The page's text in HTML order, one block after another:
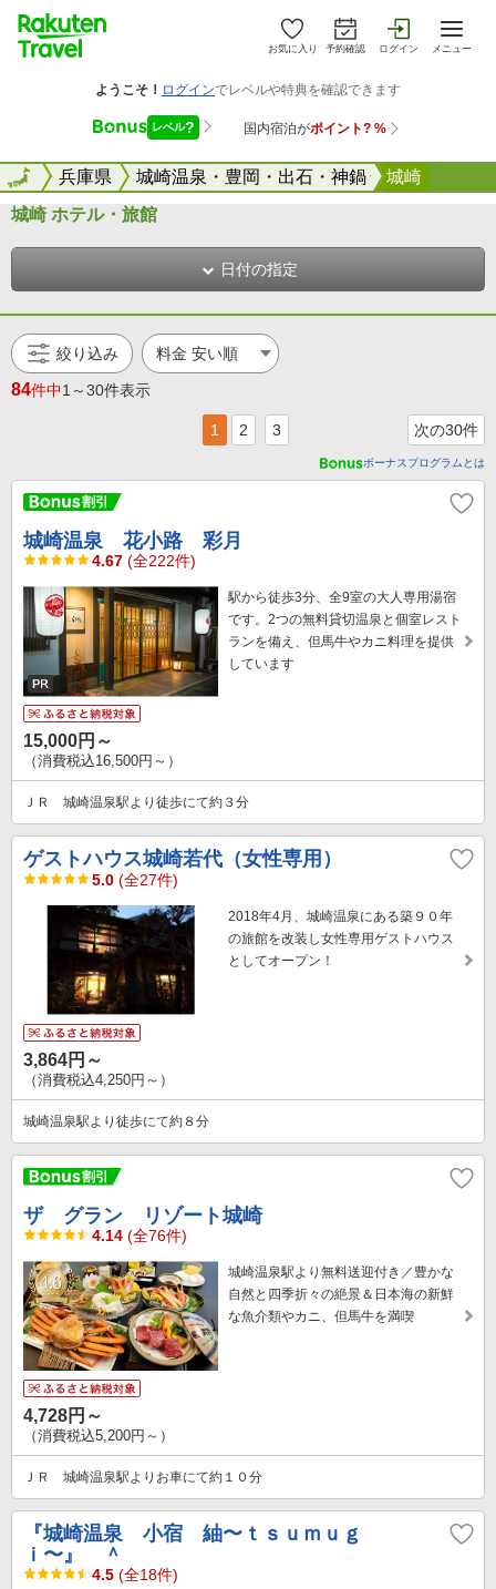
お気に入り 予約確認 ログイン メニュー
全国兵庫県 城崎温泉・豊岡・出石・神鍋 城崎
全国
城崎 ホテル・旅館
日付の指定
絞り込み
84件中1～30件表示
1 2 3 次の30件
ボーナスプログラムとは
城崎温泉 花小路 彩月
4.67 (全222件)
駅から徒歩3分、全9室の大人専用湯宿
です。2つの無料貸切温泉と個室レスト
ランを備え、但馬牛やカニ料理を提供
しています
15,000円～
（消費税込16,500円～）
ＪＲ 城崎温泉駅より徒歩にて約３分
ゲストハウス城崎若代（女性専用）
5.0 (全27件)
2018年4月、城崎温泉にある築９０年
の旅館を改装し女性専用ゲストハウス
としてオープン！
3,864円～
（消費税込4,250円～）
城崎温泉駅より徒歩にて約８分
ザ グラン リゾート城崎
4.14 (全76件)
城崎温泉駅より無料送迎付き／豊かな
自然と四季折々の絶景＆日本海の新鮮
な魚介類やカニ、但馬牛を満喫
4,728円～
（消費税込5,200円～）
ＪＲ 城崎温泉駅よりお車にて約１０分
『城崎温泉 小宿 紬〜ｔｓｕｍｕｇ
ｉ〜』 ＾
4.5 (全18件)